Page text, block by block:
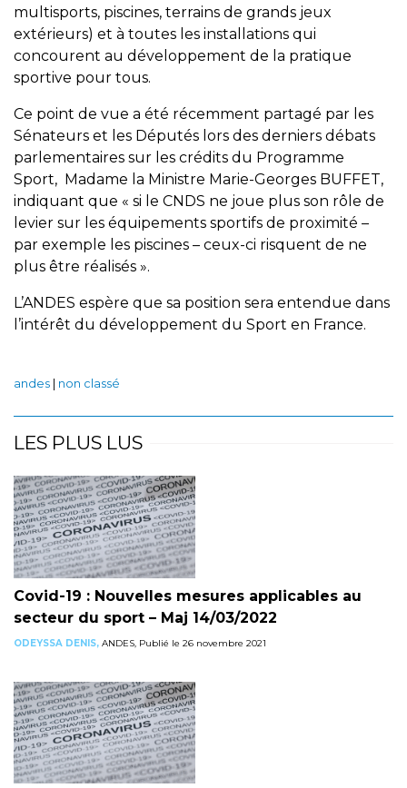
multisports, piscines, terrains de grands jeux
extérieurs) et à toutes les installations qui
concourent au développement de la pratique
sportive pour tous.
Ce point de vue a été récemment partagé par les
Sénateurs et les Députés lors des derniers débats
parlementaires sur les crédits du Programme
Sport, Madame la Ministre Marie-Georges BUFFET,
indiquant que « si le CNDS ne joue plus son rôle de
levier sur les équipements sportifs de proximité –
par exemple les piscines – ceux-ci risquent de ne
plus être réalisés ».
L’ANDES espère que sa position sera entendue dans
l’intérêt du développement du Sport en France.
andes non classé
LES PLUS LUS
Covid-19 : Nouvelles mesures applicables au
secteur du sport – Maj 14/03/2022
ODEYSSA DENIS, ANDES, Publié le 26 novembre 2021